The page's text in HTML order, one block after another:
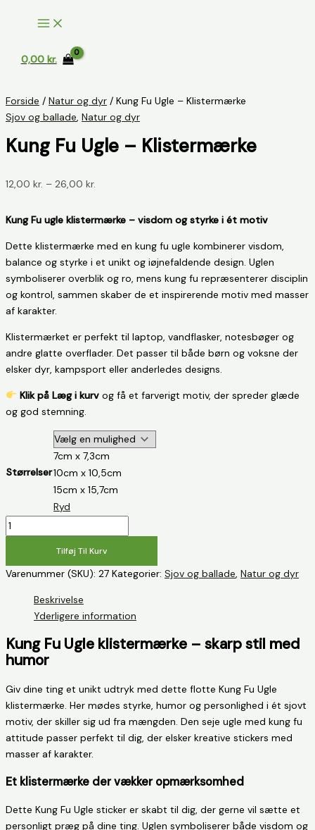
0,00 kr.
Forside / Natur og dyr / Kung Fu Ugle – Klistermærke
Sjov og ballade, Natur og dyr
Kung Fu Ugle – Klistermærke
12,00 kr. – 26,00 kr.
til
Kung Fu ugle klistermærke – visdom og styrke i ét motiv
Dette klistermærke med en kung fu ugle kombinerer visdom,
balance og styrke i et unikt og iøjnefaldende design. Uglen
symboliserer overblik og ro, mens kung fu repræsenterer disciplin
og kontrol, sammen skaber de et inspirerende motiv med masser
af karakter.
Klistermærket er perfekt til laptop, vandflasker, notesbøger og
andre glatte overflader. Det passer til både børn og voksne der
elsker dyr, kampsport eller anderledes designs.
Klik på Læg i kurvogfå et farverigt motiv, der spreder glæde
og god stemning.
Størrelser
7cm x 7,3cm
10cm x 10,5cm
15cm x 15,7cm
Ryd
Kung
Fu
-
Tilføj Til Kurv
Varenummer (SKU): 27 Kategorier: Sjov og ballade, Natur og dyr
Beskrivelse
Yderligere information
Kung Fu Ugle klistermærke – skarp stil med
humor
Giv dine ting et unikt udtryk med dette flotte Kung Fu Ugle
klistermærke. Her mødes styrke, humor og personlighed i ét sjovt
motiv, der skiller sig ud fra mængden. Den seje ugle med kung fu
attitude passer perfekt til dig, der elsker kreative stickers med
masser af karakter.
Et klistermærke der vækker opmærksomhed
Dette Kung Fu Ugle sticker er skabt til dig, der gerne vil sætte et
personligt præg på dine ting. Uglen symboliserer både visdom og